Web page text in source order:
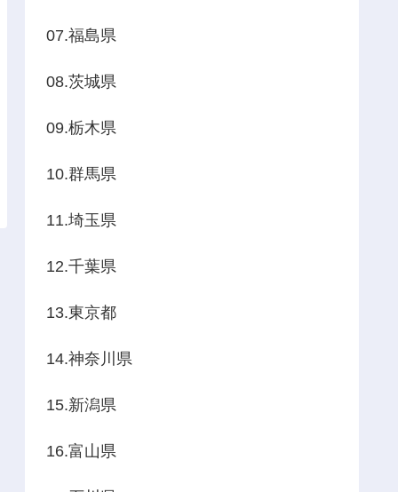
07.福島県
08.茨城県
09.栃木県
10.群馬県
11.埼玉県
12.千葉県
13.東京都
14.神奈川県
15.新潟県
16.富山県